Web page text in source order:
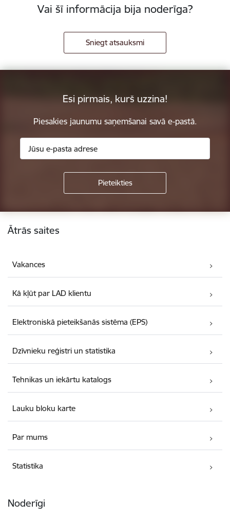
Vai šī informācija bija noderīga?
Sniegt atsauksmi
Esi pirmais, kurš uzzina!
Piesakies jaunumu saņemšanai savā e-pastā.
Kājene
Ātrās saites
Vakances
Kā kļūt par LAD klientu
Elektroniskā pieteikšanās sistēma (EPS)
Dzīvnieku reģistri un statistika
Tehnikas un iekārtu katalogs
Lauku bloku karte
Par mums
Statistika
Noderīgi